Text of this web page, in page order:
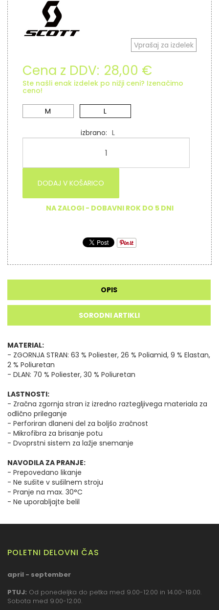
Vprašaj za izdelek
Cena z DDV: 28,00 €
Ste našli enak izdelek po nižji ceni? Izenačimo
ceno!
M L
izbrano L
DODAJ V KOŠARICO
NA ZALOGI - DOBAVNI ROK DO 5 DNI
OPIS
SORODNI ARTIKLI
MATERIAL:
- ZGORNJA STRAN: 63 % Poliester, 26 % Poliamid, 9 % Elastan,
2 % Poliuretan
- DLAN: 70 % Poliester, 30 % Poliuretan
LASTNOSTI:
- Zračna zgornja stran iz izredno raztegljivega materiala za
odlično prileganje
- Perforiran dlaneni del za boljšo zračnost
- Mikrofibra za brisanje potu
- Dvoprstni sistem za lažje snemanje
NAVODILA ZA PRANJE:
- Prepovedano likanje
- Ne sušite v sušilnem stroju
- Pranje na max. 30°C
- Ne uporabljajte belil
POLETNI DELOVNI ČAS
april - september
PTUJ: Od ponedeljka do petka med 9.00-12.00 in 14.00-19.00.
Sobota med 9.00-12.00.